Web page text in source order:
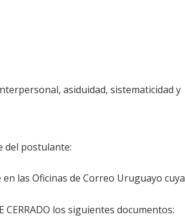
asiduidad, sistematicidad y
del postulante:
las Oficinas de Correo Uruguayo cuya
los siguientes documentos: